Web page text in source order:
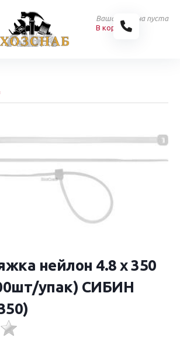
Ваша корзина пуста
В корзину
нейлон 4.8 х 350
упак) СИБИН